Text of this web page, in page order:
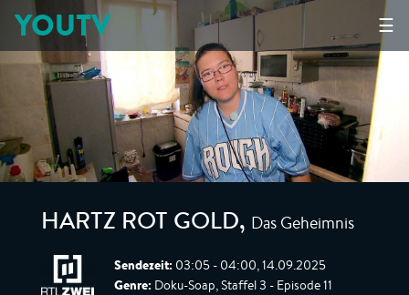
☰
YOUTV
HARTZ ROT GOLD, Das Geheimnis
Sendezeit: 03:05 - 04:00, 14.09.2025
Genre: Doku-Soap, Staffel 3 - Episode 11